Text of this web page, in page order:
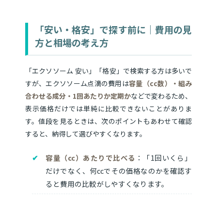
「安い・格安」で探す前に｜費用の見
方と相場の考え方
「エクソソーム 安い」「格安」で検索する方は多いで
すが、エクソソーム点滴の費用は容量（cc数）・組み
合わせる成分・1回あたりか定期かなどで変わるため、
表示価格だけでは単純に比較できないことがありま
す。値段を見るときは、次のポイントもあわせて確認
すると、納得して選びやすくなります。
容量（cc）あたりで比べる ：「1回いくら」
だけでなく、何ccでその価格なのかを確認す
ると費用の比較がしやすくなります。